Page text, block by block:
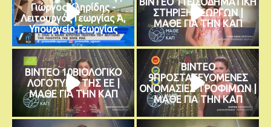
Γιώργος Κληρίδης -
Λειτουργός Γεωργίας Ά,
Υπουργείο Γεωργίας
ΣΤΗΡΙΞΗ ΓΕΩΡΓΩΝ |
ΜΑΘΕ ΓΙΑ ΤΗΝ ΚΑΠ
ΒΙΝΤΕΟ 10ΒΙΟΛΟΓΙΚΟ
ΛΟΓΟΤΥΠΟ ΤΗΣ ΕΕ |
ΜΑΘΕ ΓΙΑ ΤΗΝ ΚΑΠ
ΒΙΝΤΕΟ
9ΠΡΟΣΤΑΤΕΥΟΜΕΝΕΣ
ΟΝΟΜΑΣΙΕΣ ΤΡΟΦΙΜΩΝ |
ΜΑΘΕ ΓΙΑ ΤΗΝ ΚΑΠ